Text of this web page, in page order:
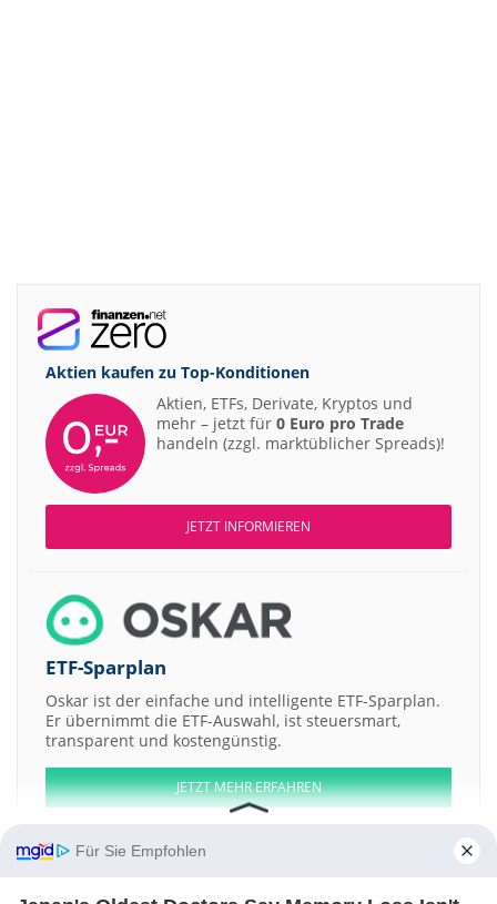
Aktien kaufen zu Top-Konditionen
Aktien, ETFs, Derivate, Kryptos und
mehr – jetzt für 0 Euro pro Trade
handeln (zzgl. marktüblicher Spreads)!
JETZT INFORMIEREN
ETF-Sparplan
Oskar ist der einfache und intelligente ETF-Sparplan.
Er übernimmt die ETF-Auswahl, ist steuersmart,
transparent und kostengünstig.
JETZT MEHR ERFAHREN
Für Sie Empfohlen